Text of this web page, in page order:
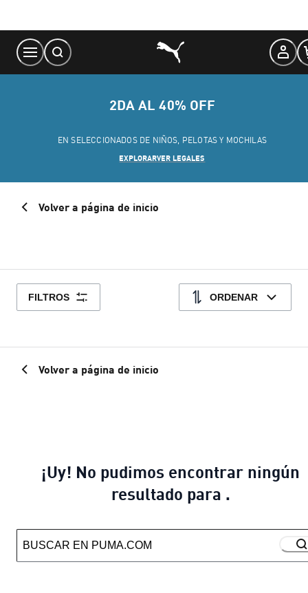
Content
2DA AL 40% OFF
EN SELECCIONADOS DE NIÑOS, PELOTAS Y MOCHILAS
EXPLORARVER LEGALES
Volver a página de inicio
FILTROS ORDENAR
Volver a página de inicio
¡Uy! No pudimos encontrar ningún
resultado para .